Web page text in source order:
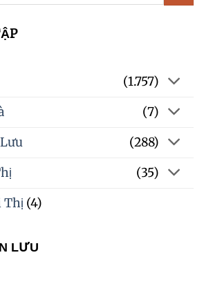
(1.757)
(7)
(288)
(35)
Thị (4)
LƯU